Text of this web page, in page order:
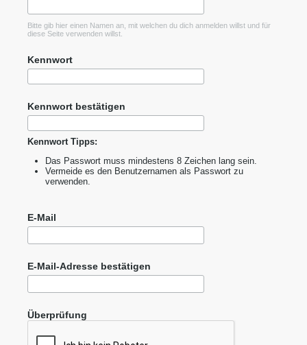
Bitte gib hier einen Namen an, mit welchen du dich anmelden willst und für
diese Seite verwenden willst.
Kennwort
Kennwort bestätigen
Kennwort Tipps:
Das Passwort muss mindestens 8 Zeichen lang sein.
Vermeide es den Benutzernamen als Passwort zu
verwenden.
E-Mail
E-Mail-Adresse bestätigen
Überprüfung